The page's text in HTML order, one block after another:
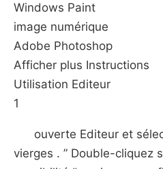
Windows Paint
image numérique
Adobe Photoshop
Afficher plus Instructions
Utilisation Editeur
1
ouverte Editeur et
vierges . ” Double-cliquez